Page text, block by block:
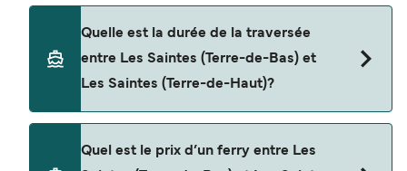
Quelle est la durée de la traversée
entre Les Saintes (Terre-de-Bas) et
Les Saintes (Terre-de-Haut)?
Quel est le prix d’un ferry entre Les